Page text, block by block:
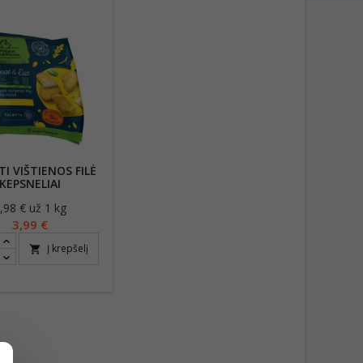
VIŠTIENOS FILĖ
KEPSNELIAI
Kaina
€ už 1 kg
3,99 €
shopping_cart Į krepšelį